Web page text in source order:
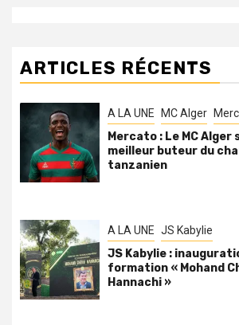
ARTICLES RÉCENTS
A LA UNE MC Alger
Mercato : Le MC Alger
meilleur buteur du
tanzanien
A LA UNE JS Kabylie
JS Kabylie :
formation « Mohand
Hannachi »